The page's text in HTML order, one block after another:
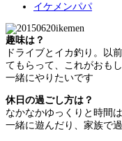
イケメンパパ
趣味は？
ドライブとイカ釣り。以
てもらって、これがおも
一緒にやりたいです
休日の過ごし方は？
なかなかゆっくりと時間
一緒に遊んだり、家族で